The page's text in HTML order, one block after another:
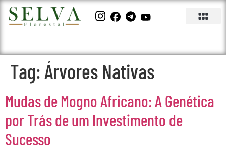
Tag: Árvores Nativas
Mudas de Mogno Africano: A Genética
por Trás de um Investimento de
Sucesso